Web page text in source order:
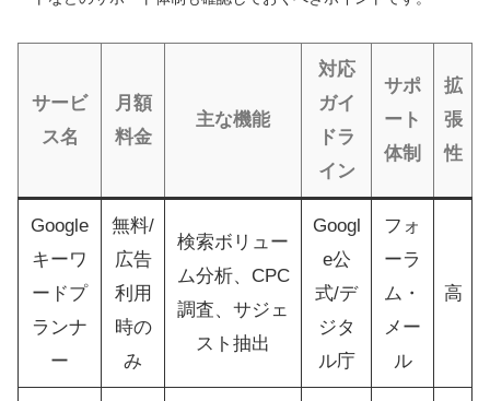
サービ
ス名
月額
料金
主な機能
対応
ガイ
ドラ
イン
サポ
ート
体制
拡
張
性
Google
キーワ
ードプ
ランナ
ー
無料/
広告
利用
時の
み
検索ボリュー
ム分析、CPC
調査、サジェ
スト抽出
Googl
e公
式/デ
ジタ
ル庁
フォ
ーラ
ム・
メー
ル
高